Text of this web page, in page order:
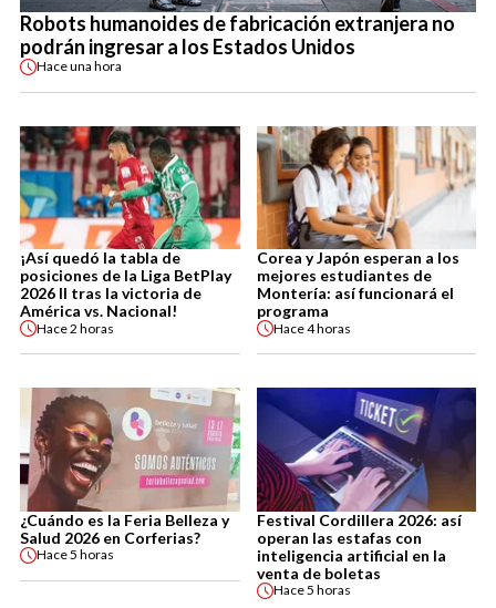
Robots humanoides de fabricación extranjera no
podrán ingresar a los Estados Unidos
Haceuna hora
¡Así quedó la tabla de
posiciones de la Liga BetPlay
2026 II tras la victoria de
América vs. Nacional!
Hace2 horas
Corea y Japón esperan a los
mejores estudiantes de
Montería: así funcionará el
programa
Hace4 horas
¿Cuándo es la Feria Belleza y
Salud 2026 en Corferias?
Hace5 horas
Festival Cordillera 2026: así
operan las estafas con
inteligencia artificial en la
venta de boletas
Hace5 horas